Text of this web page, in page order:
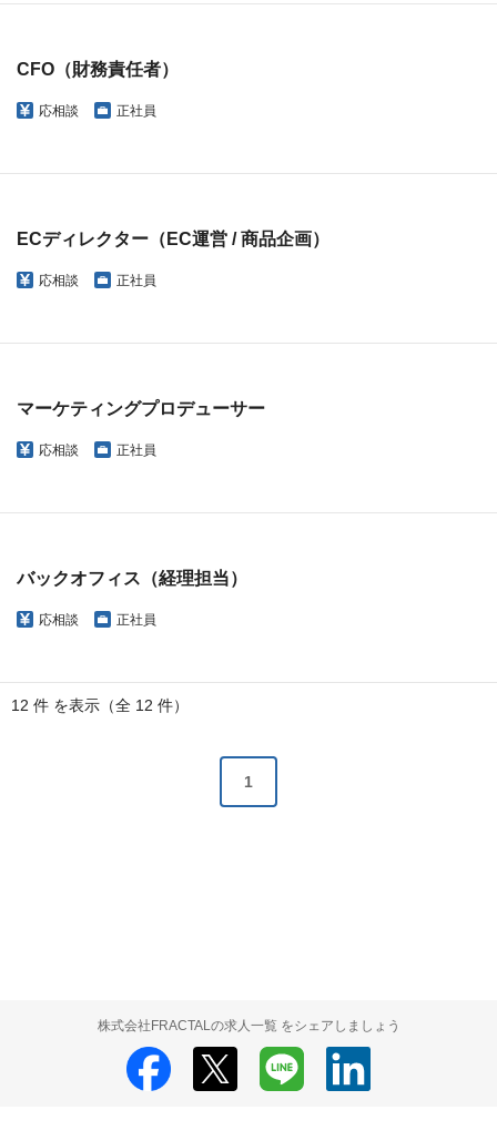
CFO（財務責任者）
応相談 正社員
ECディレクター（EC運営 / 商品企画）
応相談 正社員
マーケティングプロデューサー
応相談 正社員
バックオフィス（経理担当）
応相談 正社員
12 件 を表示（全 12 件）
1
株式会社FRACTALの求人一覧 をシェアしましょう